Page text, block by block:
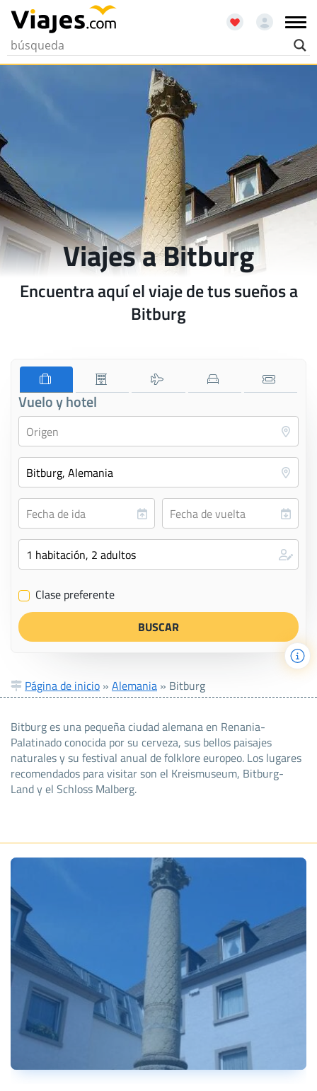
Viajes a Bitburg
Encuentra aquí el viaje de tus sueños a
Bitburg
Vuelo y hotel
✔ Clase preferente
Página de inicio » Alemania » Bitburg
Bitburg es una pequeña ciudad alemana en Renania-
Palatinado conocida por su cerveza, sus bellos paisajes
naturales y su festival anual de folklore europeo. Los lugares
recomendados para visitar son el Kreismuseum, Bitburg-
Land y el Schloss Malberg.